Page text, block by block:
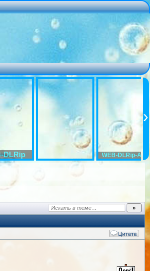
DLRip WEB-DLRip-AVC